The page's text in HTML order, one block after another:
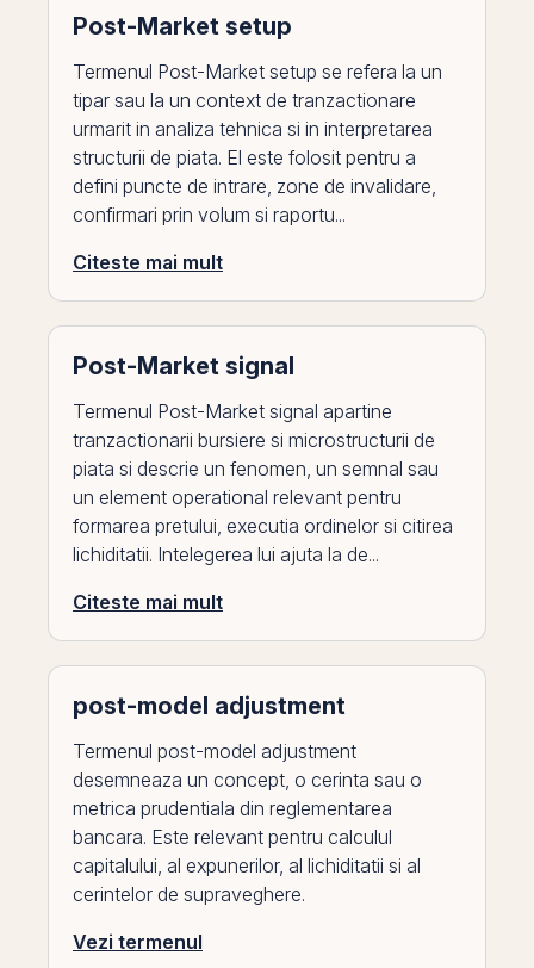
Post-Market setup
Termenul Post-Market setup se refera la un
tipar sau la un context de tranzactionare
urmarit in analiza tehnica si in interpretarea
structurii de piata. El este folosit pentru a
defini puncte de intrare, zone de invalidare,
confirmari prin volum si raportu...
Citeste mai mult
Post-Market signal
Termenul Post-Market signal apartine
tranzactionarii bursiere si microstructurii de
piata si descrie un fenomen, un semnal sau
un element operational relevant pentru
formarea pretului, executia ordinelor si citirea
lichiditatii. Intelegerea lui ajuta la de...
Citeste mai mult
post-model adjustment
Termenul post-model adjustment
desemneaza un concept, o cerinta sau o
metrica prudentiala din reglementarea
bancara. Este relevant pentru calculul
capitalului, al expunerilor, al lichiditatii si al
cerintelor de supraveghere.
Vezi termenul